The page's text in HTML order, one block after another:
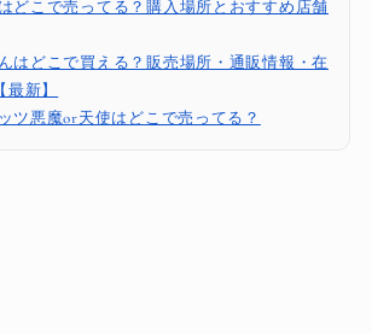
どこで売ってる？購入場所とおすすめ店舗
はどこで買える？販売場所・通販情報・在
新】
ツ悪魔or天使はどこで売ってる？